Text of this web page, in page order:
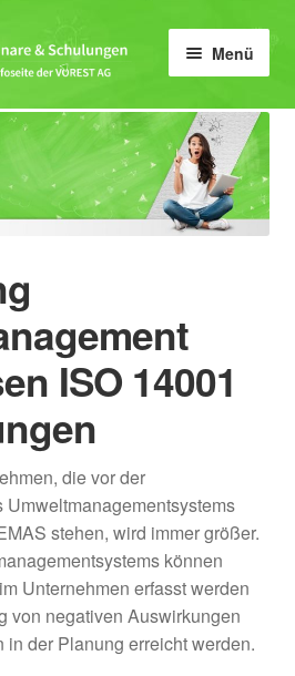
Menü
öffnen
14001
ISO 14001
&
ISO 14001
die vor der
stehen, wird immer größer.
können
Unternehmen erfasst werden
von negativen Auswirkungen
in der Planung erreicht werden.